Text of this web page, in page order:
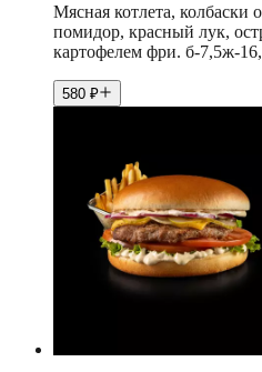
Мясная котлета, колбаски
помидор, красный лук,
картофелем фри. б-7,5ж-
580 ₽